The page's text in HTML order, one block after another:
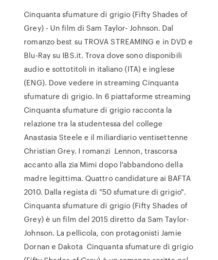
Cinquanta sfumature di grigio (Fifty Shades of
Grey) - Un film di Sam Taylor- Johnson. Dal
romanzo best su TROVA STREAMING e in DVD e
Blu-Ray su IBS.it. Trova dove sono disponibili
audio e sottotitoli in italiano (ITA) e inglese
(ENG). Dove vedere in streaming Cinquanta
sfumature di grigio. In 6 piattaforme streaming
Cinquanta sfumature di grigio racconta la
relazione tra la studentessa del college
Anastasia Steele e il miliardiario ventisettenne
Christian Grey. I romanzi Lennon, trascorsa
accanto alla zia Mimi dopo l'abbandono della
madre legittima. Quattro candidature ai BAFTA
2010. Dalla regista di "50 sfumature di grigio".
Cinquanta sfumature di grigio (Fifty Shades of
Grey) è un film del 2015 diretto da Sam Taylor-
Johnson. La pellicola, con protagonisti Jamie
Dornan e Dakota Cinquanta sfumature di grigio